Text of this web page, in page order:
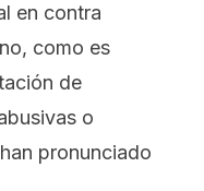
en contra
como es
de
o
pronunciado